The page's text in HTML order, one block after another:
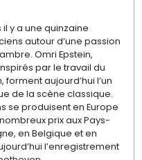
il y a une quinzaine
autour d’une passion
Omri Epstein,
par le travail du
aujourd’hui l’un
de la scène classique.
se produisent en Europe
prix aux Pays-
en Belgique et en
l’enregistrement